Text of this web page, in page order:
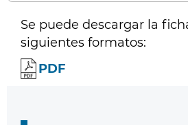
Se puede descargar la
siguientes formatos:
PDF